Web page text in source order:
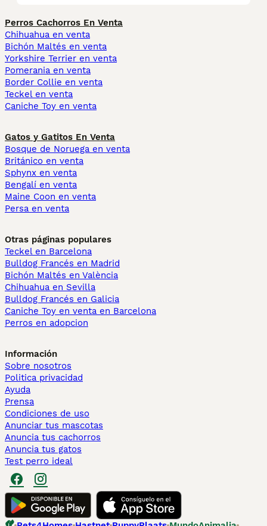
Perros Cachorros En Venta
Chihuahua en venta
Bichón Maltés en venta
Yorkshire Terrier en venta
Pomerania en venta
Border Collie en venta
Teckel en venta
Caniche Toy en venta
Gatos y Gatitos En Venta
Bosque de Noruega en venta
Británico en venta
Sphynx en venta
Bengalí en venta
Maine Coon en venta
Persa en venta
Otras páginas populares
Teckel en Barcelona
Bulldog Francés en Madrid
Bichón Maltés en València
Chihuahua en Sevilla
Bulldog Francés en Galicia
Caniche Toy en venta en Barcelona
Perros en adopcion
Información
Sobre nosotros
Politica privacidad
Ayuda
Prensa
Condiciones de uso
Anunciar tus mascotas
Anuncia tus cachorros
Anuncia tus gatos
Test perro ideal